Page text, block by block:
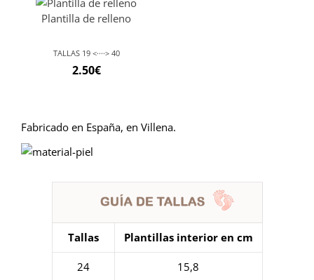
Plantilla de relleno
TALLAS 19 <····> 40
2.50€
Fabricado en España, en Villena.
Tallas Plantillas interior en cm
24 15,8